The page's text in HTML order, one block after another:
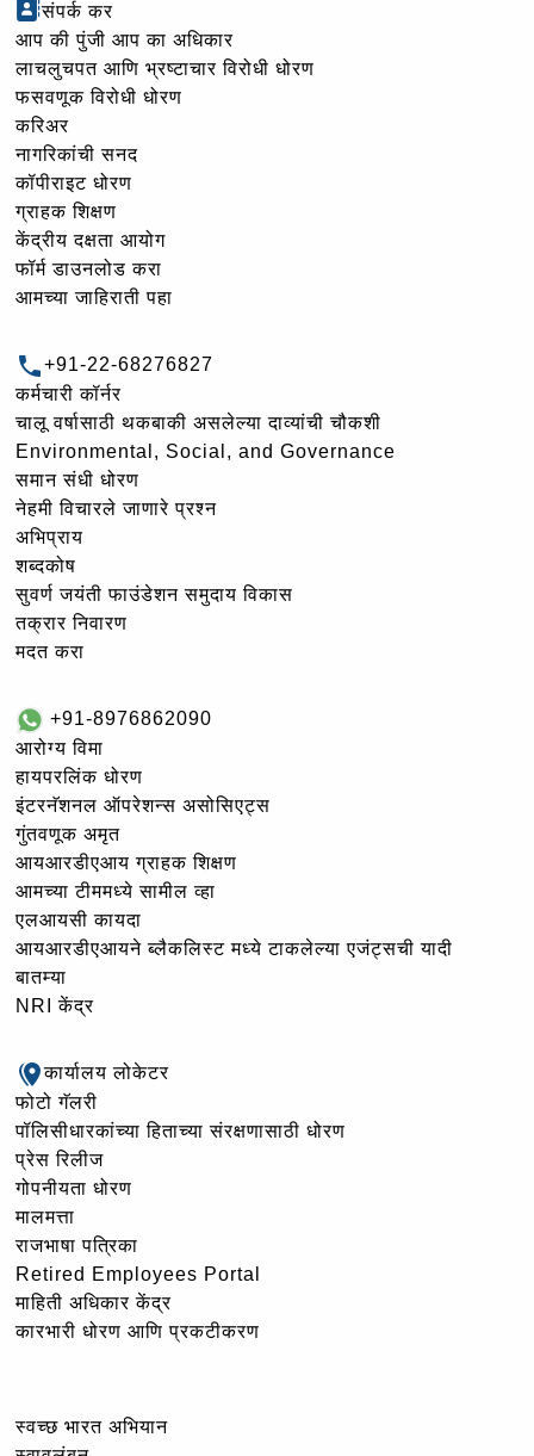
संपर्क कर
आप की पुंजी आप का अधिकार
लाचलुचपत आणि भ्रष्टाचार विरोधी धोरण
फसवणूक विरोधी धोरण
करिअर
नागरिकांची सनद
कॉपीराइट धोरण
ग्राहक शिक्षण
केंद्रीय दक्षता आयोग
फॉर्म डाउनलोड करा
आमच्या जाहिराती पहा
+91-22-68276827
कर्मचारी कॉर्नर
चालू वर्षासाठी थकबाकी असलेल्या दाव्यांची चौकशी
Environmental, Social, and Governance
समान संधी धोरण
नेहमी विचारले जाणारे प्रश्न
अभिप्राय
शब्दकोष
सुवर्ण जयंती फाउंडेशन समुदाय विकास
तक्रार निवारण
मदत करा
+91-8976862090
आरोग्य विमा
हायपरलिंक धोरण
इंटरनॅशनल ऑपरेशन्स असोसिएट्स
गुंतवणूक अमृत
आयआरडीएआय ग्राहक शिक्षण
आमच्या टीममध्ये सामील व्हा
एलआयसी कायदा
आयआरडीएआयने ब्लैकलिस्ट मध्ये टाकलेल्या एजंट्सची यादी
बातम्या
NRI केंद्र
कार्यालय लोकेटर
फोटो गॅलरी
पॉलिसीधारकांच्या हिताच्या संरक्षणासाठी धोरण
प्रेस रिलीज
गोपनीयता धोरण
मालमत्ता
राजभाषा पत्रिका
Retired Employees Portal
माहिती अधिकार केंद्र
कारभारी धोरण आणि प्रकटीकरण
स्वच्छ भारत अभियान